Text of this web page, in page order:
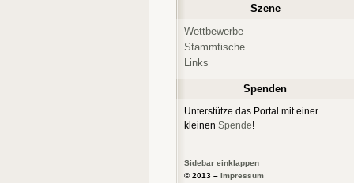
Szene
Wettbewerbe
Stammtische
Links
Spenden
Unterstütze das Portal mit einer
kleinen Spende!
Sidebar einklappen
© 2013 – Impressum